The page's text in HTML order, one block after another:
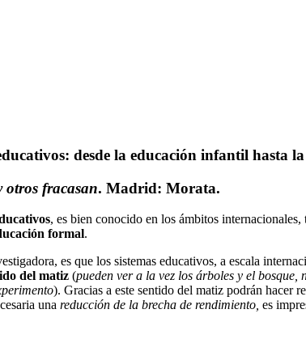
desde la educación infantil hasta
fracasan. Madrid: Morata.
, es bien conocido en los ámbitos
formal.
es que los sistemas educativos, a escala
del matiz (pueden ver a la vez los árboles y el bosque,
). Gracias a este sentido del matiz podrán hacer
una reducción de la brecha de rendimiento, es